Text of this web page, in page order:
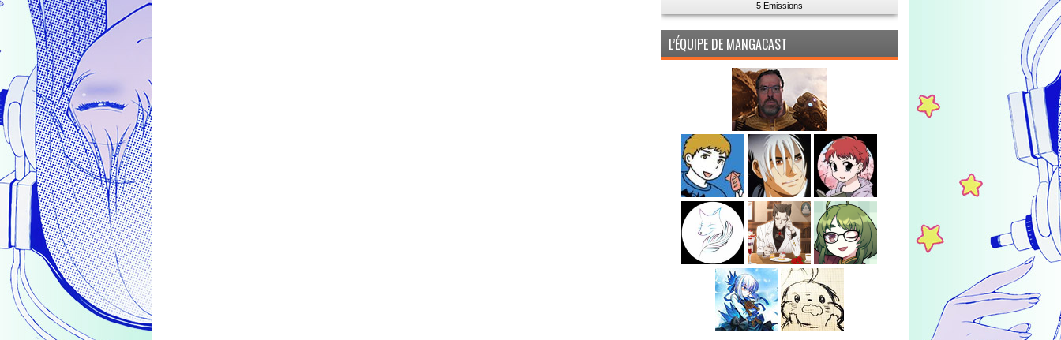
5 Emissions
L’ÉQUIPE DE MANGACAST